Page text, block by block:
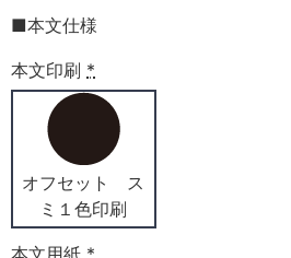
■本文仕様
本文印刷 *
オフセット ス
ミ１色印刷
本文用紙 *